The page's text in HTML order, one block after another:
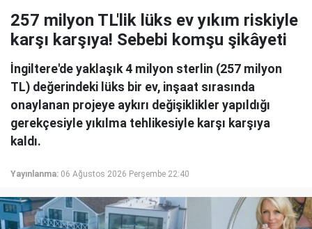
257 milyon TL'lik lüks ev yıkım riskiyle
karşı karşıya! Sebebi komşu şikâyeti
İngiltere'de yaklaşık 4 milyon sterlin (257 milyon
TL) değerindeki lüks bir ev, inşaat sırasında
onaylanan projeye aykırı değişiklikler yapıldığı
gerekçesiyle yıkılma tehlikesiyle karşı karşıya
kaldı.
Yayınlanma: 06 Ağustos 2026 Perşembe 22:40